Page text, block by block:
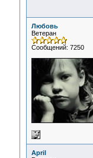
Любовь
Ветеран
Сообщений: 7250
April